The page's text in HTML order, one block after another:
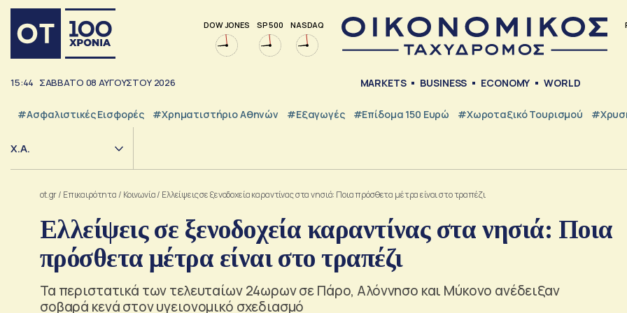
DOW JONES SP 500 NASDAQ
15:45 ΣΑΒΒΑΤΟ 08 ΑΥΓΟΥΣΤΟΥ 2026 MARKETS BUSINESS ECONOMY WORLD
#Ασφαλιστικές Εισφορές #Χρηματιστήριο Αθηνών #εξαγωγές #Επίδομα 150 Ευρώ #Χωροταξικό Τουρισμού
Χ.Α.
ot.gr/ Επικαιρότητα / Κοινωνία/ Ελλείψεις σε ξενοδοχεία καραντίνας στα νησιά: Ποια πρόσθετα μέτρα είναι στο τραπέζι
Ελλείψεις σε ξενοδοχεία καραντίνας στα νησιά: Ποια
πρόσθετα μέτρα είναι στο τραπέζι
Τα περιστατικά των τελευταίων 24ωρων σε Πάρο, Αλόννησο και Μύκονο ανέδειξαν
σοβαρά κενά στον υγειονομικό σχεδιασμό